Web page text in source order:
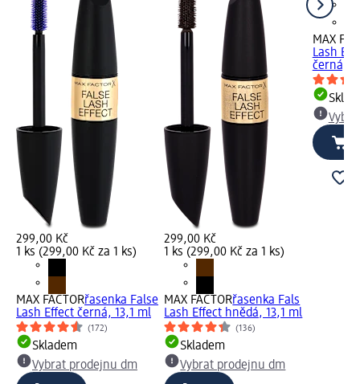
299,00 Kč
1 ks (299,00 Kč za 1 ks)
MAX FACTORřasenka False
Lash Effect černá, 13,1 ml
(172)
Skladem
Vybrat prodejnu dm
299,00 Kč
1 ks (299,00 Kč za 1 ks)
MAX FACTORřasenka Fals
Lash Effect hnědá, 13,1 ml
(136)
Skladem
Vybrat prodejnu dm
MAX
Lash
černá,